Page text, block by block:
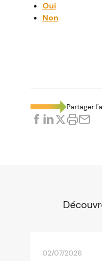
Oui
Non
bien obligatoire et
lorsqu'aucune
(pas de
locataire, pas de
prononcée par
communiquées
Partager
02/07/2026